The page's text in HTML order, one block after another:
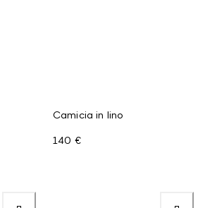
Camicia in lino
140 €